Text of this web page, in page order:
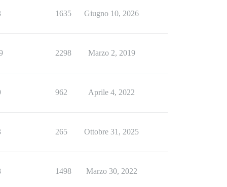
1635 Giugno 10, 2026
2298 Marzo 2, 2019
962 Aprile 4, 2022
265 Ottobre 31, 2025
1498 Marzo 30, 2022